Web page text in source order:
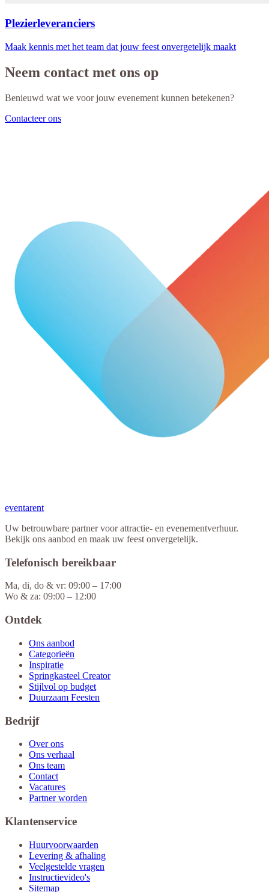
Plezierleveranciers
Maak kennis met het team dat jouw feest onvergetelijk maakt
Neem contact met ons op
Benieuwd wat we voor jouw evenement kunnen betekenen?
Contacteer ons
eventarent
Uw betrouwbare partner voor attractie- en evenementverhuur.
Bekijk ons aanbod en maak uw feest onvergetelijk.
Telefonisch bereikbaar
Ma, di, do & vr: 09:00 – 17:00
Wo & za: 09:00 – 12:00
Ontdek
Ons aanbod
Categorieën
Inspiratie
Springkasteel Creator
Stijlvol op budget
Duurzaam Feesten
Bedrijf
Over ons
Ons verhaal
Ons team
Contact
Vacatures
Partner worden
Klantenservice
Huurvoorwaarden
Levering & afhaling
Veelgestelde vragen
Instructievideo's
Sitemap